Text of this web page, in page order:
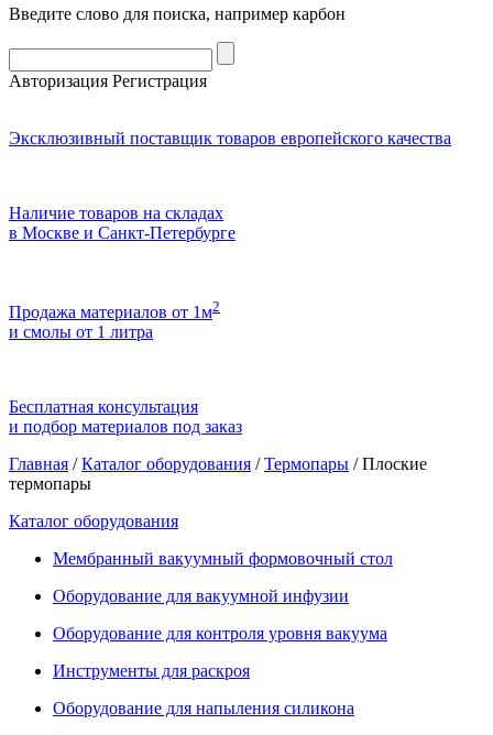
Введите слово для поиска, например карбон
Авторизация Регистрация
Эксклюзивный поставщик товаров европейского качества
Наличие товаров на складах
в Москве и Санкт-Петербурге
Продажа материалов от 1м2
и смолы от 1 литра
Бесплатная консультация
и подбор материалов под заказ
Главная / Каталог оборудования / Термопары /Плоские
термопары
Каталог оборудования
Мембранный вакуумный формовочный стол
Оборудование для вакуумной инфузии
Оборудование для контроля уровня вакуума
Инструменты для раскроя
Оборудование для напыления силикона